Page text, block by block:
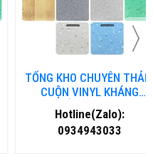
TỔNG KHO CHUYÊN THẢM
CUỘN VINYL KHÁNG
KHUẨN TẠI HÀ NỘI
Hotline(Zalo):
0934943033